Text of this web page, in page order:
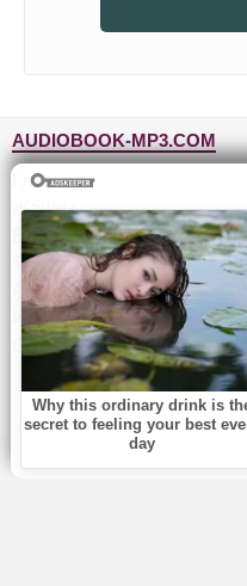
AUDIOBOOK-MP3.COM
Главная
Жанры
Блог
Топ-100
Авторы
Исполнители
Обратная связь